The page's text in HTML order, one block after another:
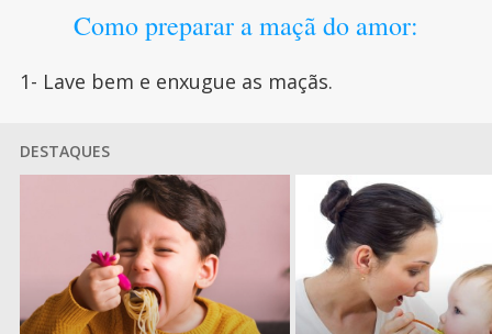
Como preparar a maçã do amor:
1- Lave bem e enxugue as maçãs.
DESTAQUES